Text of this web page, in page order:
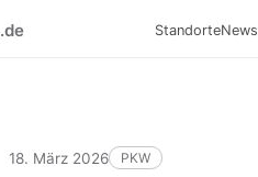
.de StandorteNews
18. März 2026 PKW